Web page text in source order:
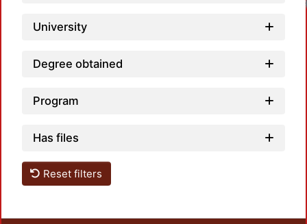
University
Degree obtained
Program
Has files
Reset filters